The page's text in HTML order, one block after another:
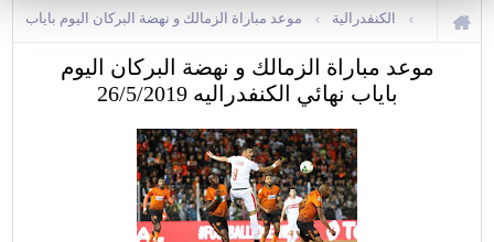
الكنفدرالية موعد مباراة الزمالك و نهضة البركان اليوم باياب
نهائي الكنفدراليه 26/5/2019
موعد مباراة الزمالك و نهضة البركان اليوم
باياب نهائي الكنفدراليه 26/5/2019